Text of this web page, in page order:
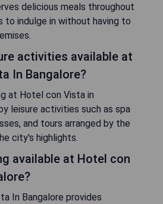
delicious meals throughout
to indulge in without having to
activities available at
In Bangalore?
at Hotel con Vista in
leisure activities such as spa
and tours arranged by the
city's highlights.
available at Hotel con
In Bangalore provides